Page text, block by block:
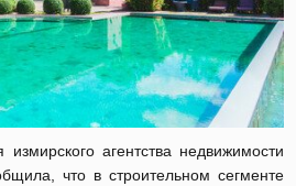
агентства недвижимости
что в строительном сегменте